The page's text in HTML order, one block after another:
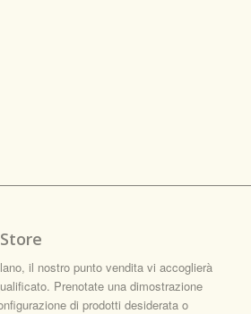
il nostro punto vendita vi accoglierà
Prenotate una dimostrazione
di prodotti desiderata o